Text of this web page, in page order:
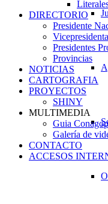
DIRECTORIO
Presidente
Presidentes
Provincias
NOTICIAS
CARTOGRAFIA
PROYECTOS
SHINY
MULTIMEDIA
Guia
Galería de
CONTACTO
ACCESOS